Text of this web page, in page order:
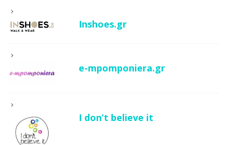
Inshoes.gr
e-mpomponiera.gr
I don’t believe it